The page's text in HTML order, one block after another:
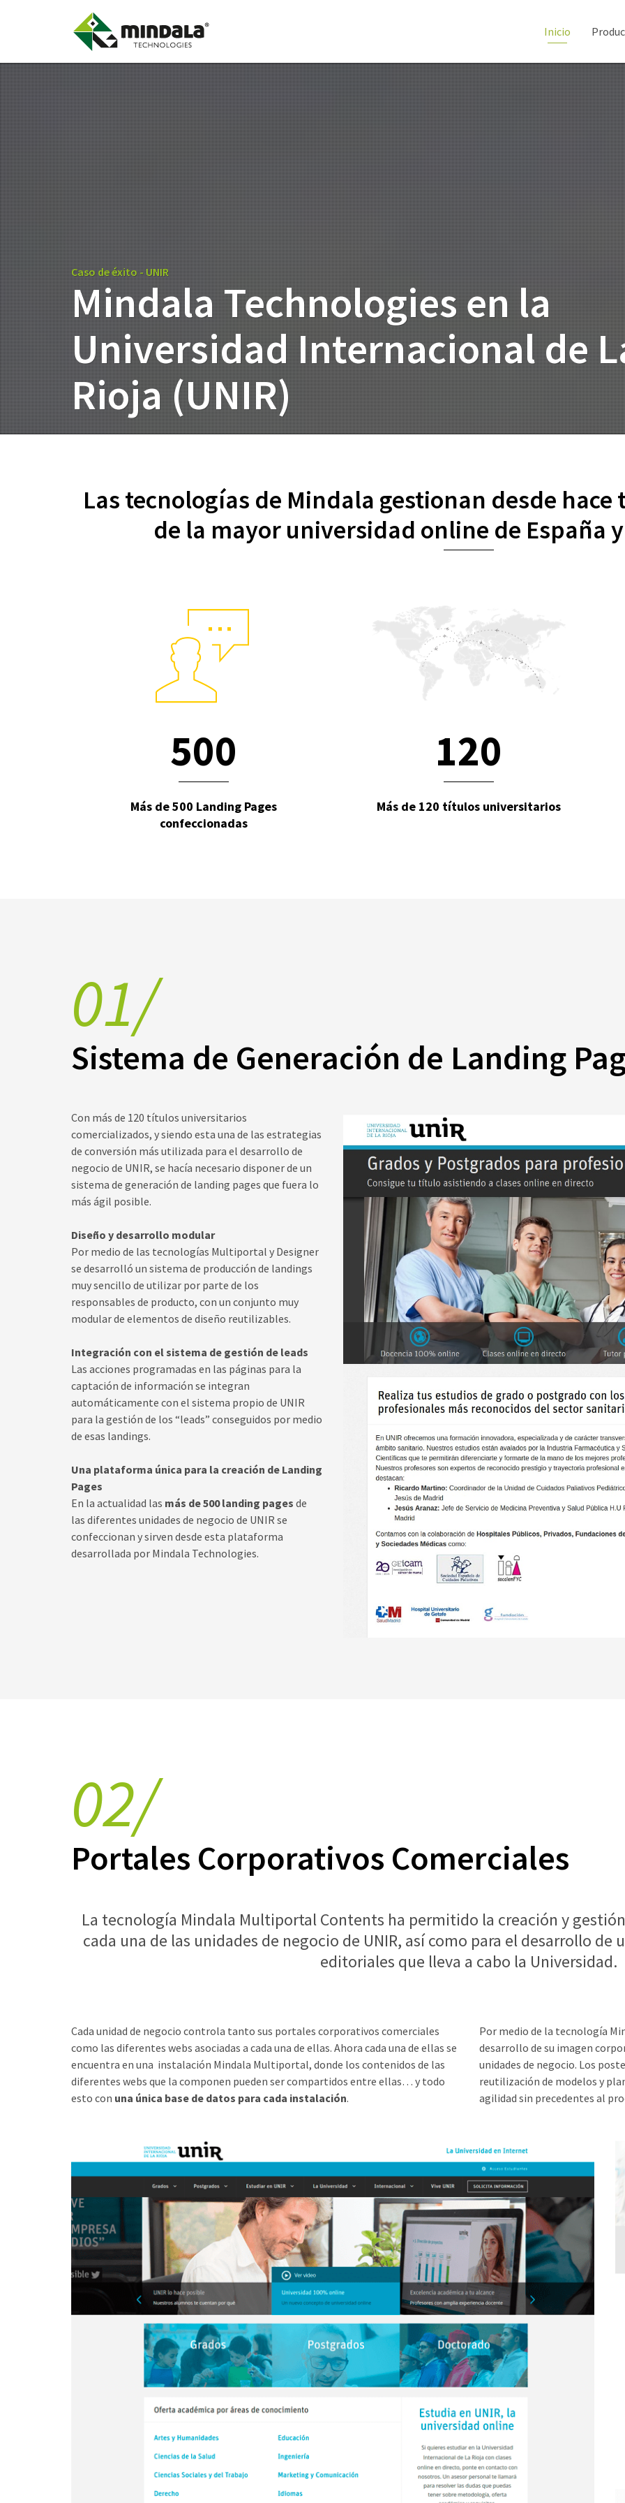
Inicio
Caso de éxito - UNIR
Mindala Technologies en la
Universidad Internacional de
Rioja (UNIR)
Las tecnologías de Mindala gestionan desde
de la mayor universidad online de España
500
Más de 500 Landing Pages
confeccionadas
120
Más de 120 títulos universitarios
01/
Sistema de Generación de Landing
Con más de 120 títulos universitarios
comercializados, y siendo esta una de las estrategias
de conversión más utilizada para el desarrollo de
negocio de UNIR, se hacía necesario disponer de un
sistema de generación de landing pages que fuera lo
más ágil posible.
Diseño y desarrollo modular
Por medio de las tecnologías Multiportal y Designer
se desarrolló un sistema de producción de landings
muy sencillo de utilizar por parte de los
responsables de producto, con un conjunto muy
modular de elementos de diseño reutilizables.
Integración con el sistema de gestión de leads
Las acciones programadas en las páginas para la
captación de información se integran
automáticamente con el sistema propio de UNIR
para la gestión de los “leads” conseguidos por medio
de esas landings.
Una plataforma única para la creación de Landing
Pages
En la actualidad las más de 500 landing pages de
las diferentes unidades de negocio de UNIR se
confeccionan y sirven desde esta plataforma
desarrollada por Mindala Technologies.
02/
Portales Corporativos Comerciales
La tecnología Mindala Multiportal Contents ha permitido la creación y
cada una de las unidades de negocio de UNIR, así como para el desarrollo
editoriales que lleva a cabo la Universidad.
Cada unidad de negocio controla tanto sus portales corporativos comerciales
como las diferentes webs asociadas a cada una de ellas. Ahora cada una de ellas se
encuentra en una instalación Mindala Multiportal, donde los contenidos de las
diferentes webs que la componen pueden ser compartidos entre ellas… y todo
esto con una única base de datos para cada instalación.
Por medio de la tecnología
desarrollo de su imagen
unidades de negocio. Los
reutilización de modelos y
agilidad sin precedentes al